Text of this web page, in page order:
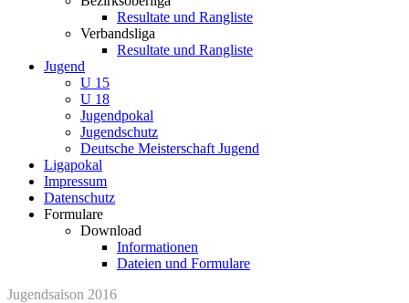
Resultate und Rangliste
Verbandsliga
Resultate und Rangliste
Jugend
U 15
U 18
Jugendpokal
Jugendschutz
Deutsche Meisterschaft Jugend
Ligapokal
Impressum
Datenschutz
Formulare
Download
Informationen
Dateien und Formulare
Jugendsaison 2016